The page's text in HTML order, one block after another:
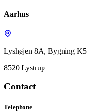
Aarhus
Lyshøjen 8A, Bygning K5
8520 Lystrup
Contact
Telephone